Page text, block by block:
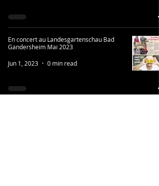
En concert au Landesgartenschau Bad
Gandersheim Mai 2023
Jun 1, 2023 0 min read